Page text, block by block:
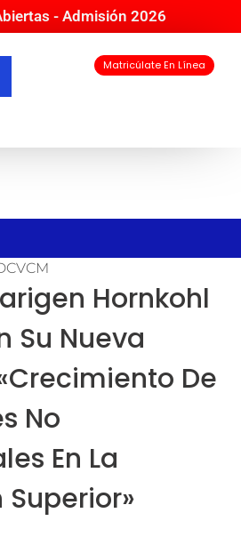
herramientas
- Admisión 2026
Matricúlate En Línea
Hornkohl
Su Nueva
De
No
En La